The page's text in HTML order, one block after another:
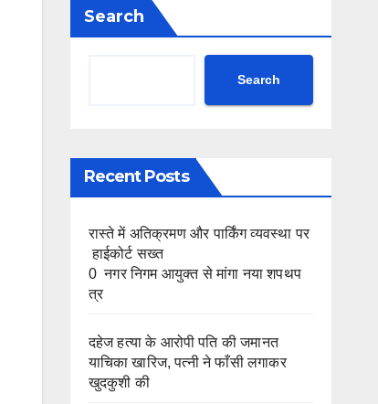
Search
Search
Recent Posts
रास्ते में अतिक्रमण और पार्किंग व्यवस्था पर
हाईकोर्ट सख्त
0 नगर निगम आयुक्त से मांगा नया शपथप
त्र
दहेज हत्या के आरोपी पति की जमानत
याचिका खारिज, पत्नी ने फाँसी लगाकर
खुदकुशी की